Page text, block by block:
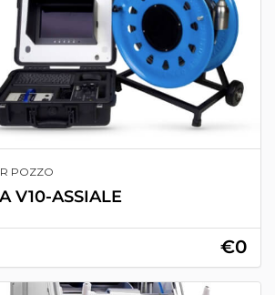
POZZO
V10-ASSIALE
€0